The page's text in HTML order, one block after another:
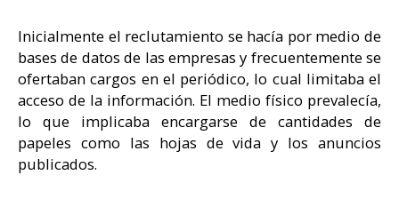
Inicialmente el reclutamiento se hacía por medio de
bases de datos de las empresas y frecuentemente se
ofertaban cargos en el periódico, lo cual limitaba el
acceso de la información. El medio físico prevalecía,
lo que implicaba encargarse de cantidades de
papeles como las hojas de vida y los anuncios
publicados.